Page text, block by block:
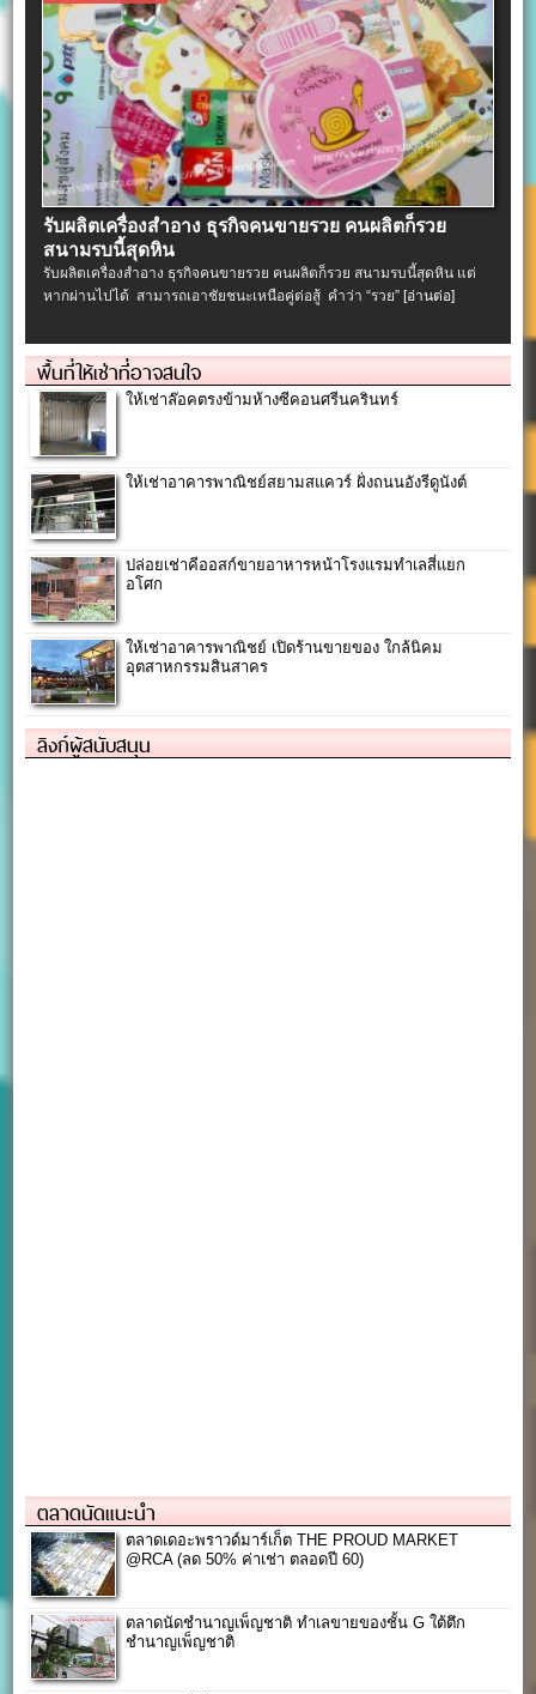
รับผลิตเครื่องสําอาง ธุรกิจคนขายรวย คนผลิตก็รวย
สนามรบนี้สุดหิน
รับผลิตเครื่องสําอาง ธุรกิจคนขายรวย คนผลิตก็รวย สนามรบนี้สุดหิน แต่
หากผ่านไปได้ สามารถเอาชัยชนะเหนือคู่ต่อสู้ คำว่า “รวย”[อ่านต่อ]
พื้นที่ให้เช่าที่อาจสนใจ
ให้เช่าล๊อคตรงข้ามห้างซีคอนศรีนครินทร์
ให้เช่าอาคารพาณิชย์สยามสแควร์ ฝั่งถนนอังรีดูนังต์
ปล่อยเช่าคีออสก์ขายอาหารหน้าโรงแรมทำเลสี่แยก
อโศก
ให้เช่าอาคารพาณิชย์ เปิดร้านขายของ ใกล้นิคม
อุตสาหกรรมสินสาคร
ลิงก์ผู้สนับสนุน
ตลาดนัดแนะนำ
ตลาดเดอะพราวด์มาร์เก็ต THE PROUD MARKET
@RCA (ลด 50% ค่าเช่า ตลอดปี 60)
ตลาดนัดชำนาญเพ็ญชาติ ทำเลขายของชั้น G ใต้ตึก
ชำนาญเพ็ญชาติ